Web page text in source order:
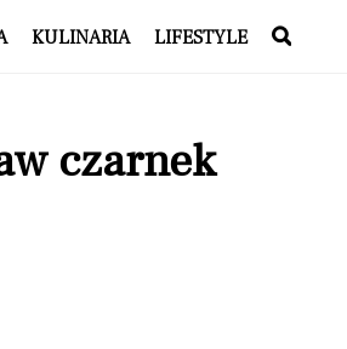
KULINARIA LIFESTYLE
czarnek